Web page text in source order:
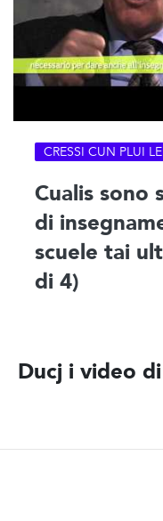
CRESSI CUN PLUI
Cualis sono
di
scuele tai
di 4)
Ducj i video di